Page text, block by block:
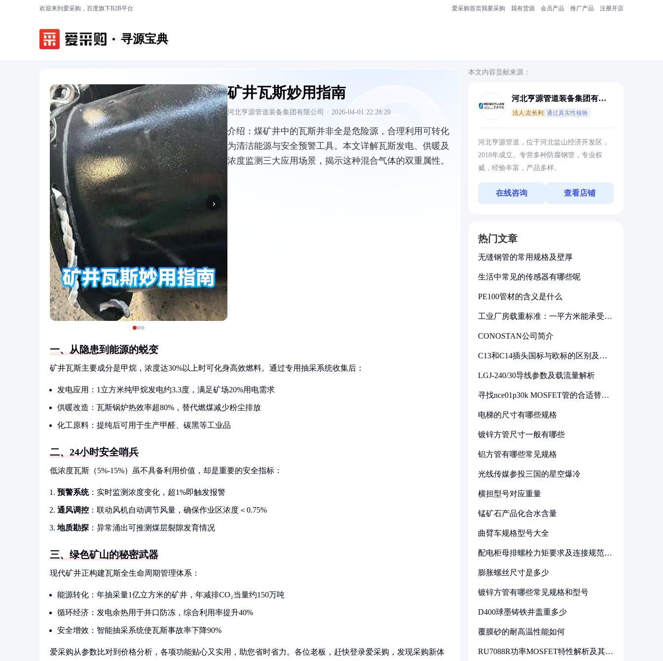
欢迎来到爱采购，百度旗下B2B平台 爱采购首页我要采购 我有货源 会员产品 推广产品 注册开店
寻源宝典
‹ ›
矿井瓦斯妙用指南
河北亨源管道装备集团有限公司 · 2026-04-01 22:28:20
介绍： 煤矿井中的瓦斯并非全是危险源，合理利用可转化
为清洁能源与安全预警工具。本文详解瓦斯发电、供暖及
浓度监测三大应用场景，揭示这种混合气体的双重属性。
一、从隐患到能源的蜕变
矿井瓦斯主要成分是甲烷，浓度达30%以上时可化身高效燃料。通过专用抽采系统收集后：
发电应用：1立方米纯甲烷发电约3.3度，满足矿场20%用电需求
供暖改造：瓦斯锅炉热效率超80%，替代燃煤减少粉尘排放
化工原料：提纯后可用于生产甲醛、碳黑等工业品
二、24小时安全哨兵
低浓度瓦斯（5%-15%）虽不具备利用价值，却是重要的安全指标：
预警系统：实时监测浓度变化，超1%即触发报警
通风调控 ：联动风机自动调节风量，确保作业区浓度＜0.75%
地质勘探 ：异常涌出可推测煤层裂隙发育情况
三、绿色矿山的秘密武器
现代矿井正构建瓦斯全生命周期管理体系：
能源转化：年抽采量1亿立方米的矿井，年减排CO₂当量约150万吨
循环经济：发电余热用于井口防冻，综合利用率提升40%
安全增效：智能抽采系统使瓦斯事故率下降90%
爱采购从参数比对到价格分析，各项功能贴心又实用，助您省时省力。各位老板，赶快登录爱采购，发现采购新体
本文内容贡献来源：
河北亨源管道装备集团有限
法人:左长利 通过真实性核验
河北亨源管道，位于河北盐山经济开发区，
2018年成立。专营多种防腐钢管，专业权
威，经验丰富，产品多样。
在线咨询 查看店铺
热门文章
无缝钢管的常用规格及壁厚
生活中常见的传感器有哪些呢
PE100管材的含义是什么
工业厂房载重标准：一平方米能承受多
CONOSTAN公司简介
C13和C14插头国标与欧标的区别及其
LGJ-240/30导线参数及载流量解析
寻找nce01p30k MOSFET管的合适替代
电梯的尺寸有哪些规格
镀锌方管尺寸一般有哪些
铝方管有哪些常见规格
光线传媒参投三国的星空爆冷
横担型号对应重量
锰矿石产品化合水含量
曲臂车规格型号大全
配电柜母排螺栓力矩要求及连接规范详
膨胀螺丝尺寸是多少
镀锌方管有哪些常见规格和型号
D400球墨铸铁井盖重多少
覆膜砂的耐高温性能如何
RU7088R功率MOSFET特性解析及其在